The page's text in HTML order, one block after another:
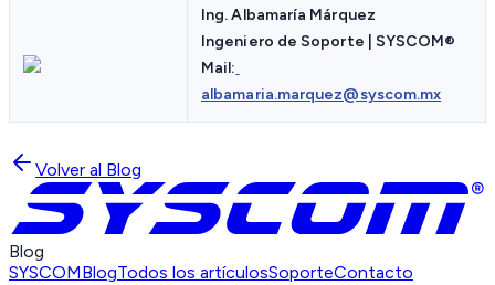
Ing. Albamaría Márquez
Ingeniero de Soporte | SYSCOM®
Mail:
albamaria.marquez@syscom.mx
Volver al Blog
Blog
SYSCOMBlogTodos los artículosSoporteContacto